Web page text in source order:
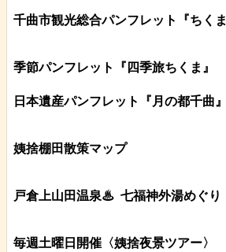
千曲市観光総合パンフレット 『ちくま
季節パンフレット『四季旅ちくま』
日本遺産パンフレット 『月の都千曲 』
姨捨棚田散策マップ
戸倉上山田温泉♨ 七福神外湯めぐり
毎週土曜日開催〈姨捨夜景ツアー〉